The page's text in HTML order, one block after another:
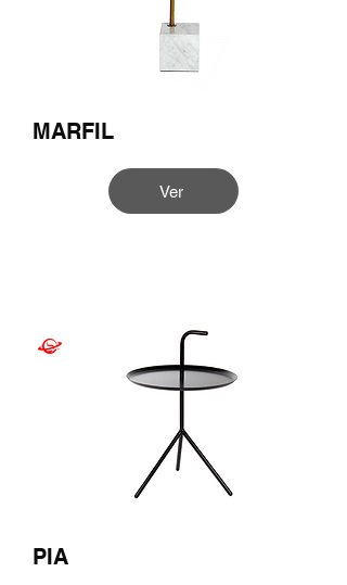
MARFIL
Ver
PIA